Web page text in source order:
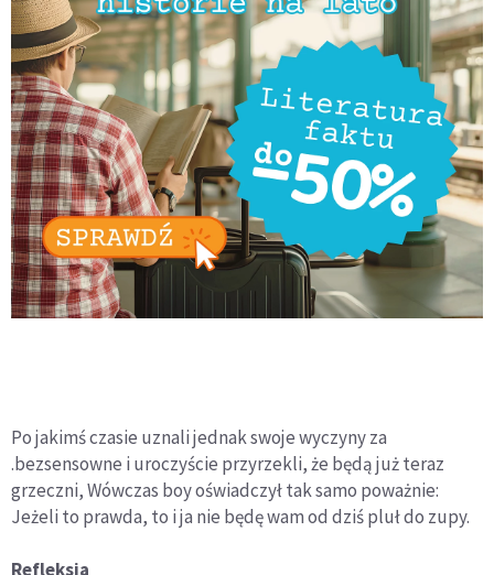
Po jakimś czasie uznali jednak swoje wyczyny za
.bezsensowne i uroczyście przyrzekli, że będą już teraz
grzeczni, Wówczas boy oświadczył tak samo poważnie:
Jeżeli to prawda, to i ja nie będę wam od dziś pluł do zupy.
Refleksja